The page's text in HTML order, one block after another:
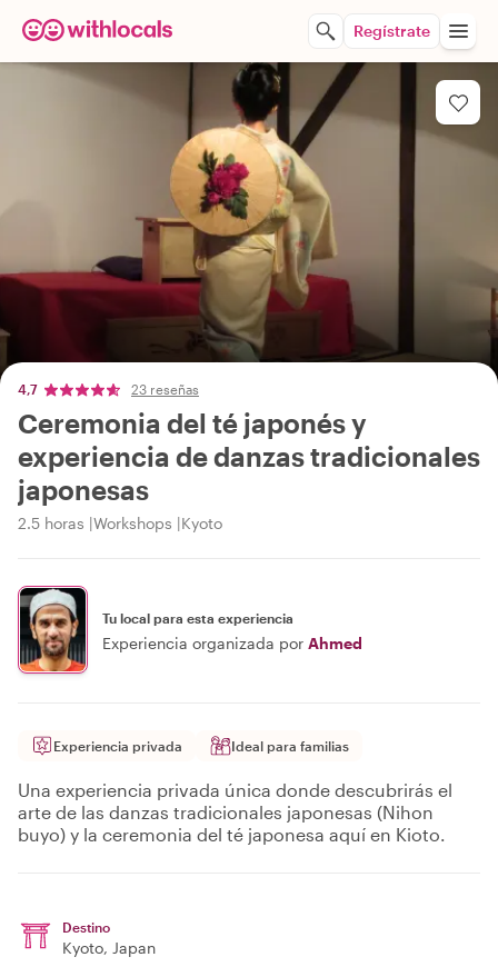
Regístrate
4,7 23 reseñas
Ceremonia del té japonés y
experiencia de danzas tradicionales
japonesas
2.5 horas Workshops Kyoto
Tu local para esta experiencia
Experiencia organizada por Ahmed
Experiencia privada Ideal para familias
Una experiencia privada única donde descubrirás el
arte de las danzas tradicionales japonesas (Nihon
buyo) y la ceremonia del té japonesa aquí en Kioto.
Destino
Kyoto, Japan